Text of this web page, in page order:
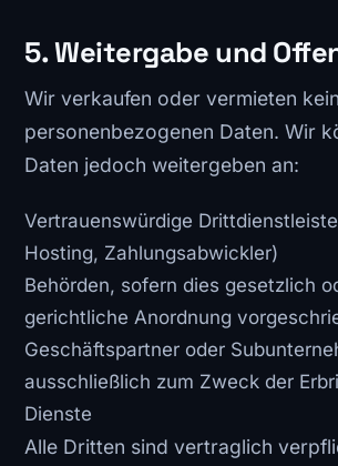
5. Weitergabe und
Wir verkaufen oder vermieten
personenbezogenen Daten. Wir
Daten jedoch weitergeben an:
Vertrauenswürdige
Hosting, Zahlungsabwickler)
Behörden, sofern dies gesetzlich
gerichtliche Anordnung
Geschäftspartner oder
ausschließlich zum Zweck der
Dienste
Alle Dritten sind vertraglich